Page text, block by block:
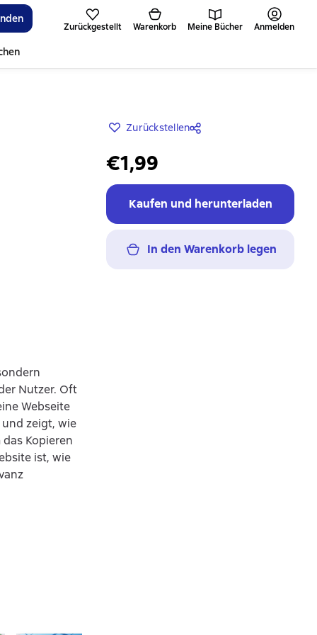
Zurückgestellt Warenkorb Meine Bücher Anmelden
Zurückstellen
€1,99
Kaufen und herunterladen
In den Warenkorb legen
Nutzer. Oft
Webseite
zeigt, wie
Kopieren
ist, wie